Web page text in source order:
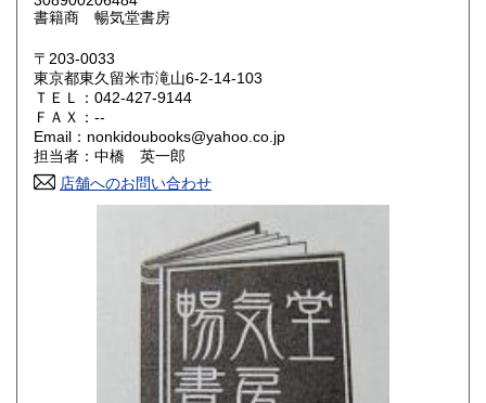
鳥取県
岡山県
山口県 300円
香川県 300円 愛媛県
高知県
300円 長崎県
300円 大分県
300円 鹿児島県
300円
書籍商 暢気堂書房
〒203-0033
東京都東久留米市滝山6-2-14-103
ＴＥＬ：042-427-9144
ＦＡＸ：--
Email：nonkidoubooks@yahoo.co.jp
担当者：中橋 英一郎
店舗へのお問い合わせ